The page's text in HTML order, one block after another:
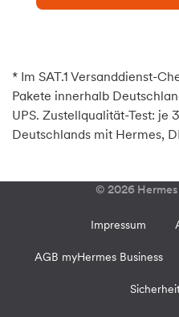
* Im SAT.1 Versanddienst-
Pakete innerhalb
UPS. Zustellqualität-Test: je
Deutschlands mit Hermes,
© 2026
Impressum
AGB myHermes Business